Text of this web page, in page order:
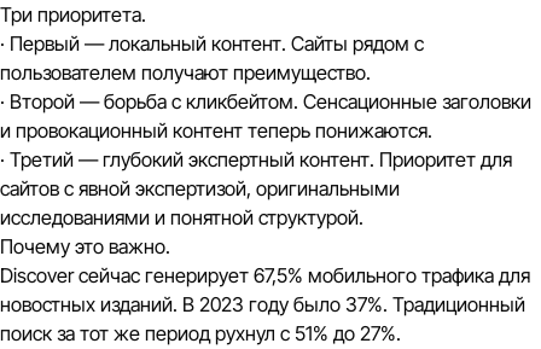
Три приоритета.
· Первый — локальный контент. Сайты рядом с
пользователем получают преимущество.
· Второй — борьба с кликбейтом. Сенсационные заголовки
и провокационный контент теперь понижаются.
· Третий — глубокий экспертный контент. Приоритет для
сайтов с явной экспертизой, оригинальными
исследованиями и понятной структурой.
Почему это важно.
Discover сейчас генерирует 67,5% мобильного трафика для
новостных изданий. В 2023 году было 37%. Традиционный
поиск за тот же период рухнул с 51% до 27%.